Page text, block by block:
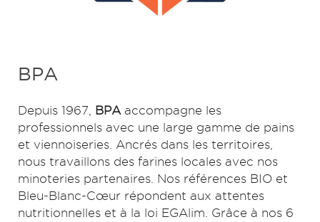
BPA
Depuis 1967, BPA accompagne les
professionnels avec une large gamme de pains
et viennoiseries. Ancrés dans les territoires,
nous travaillons des farines locales avec nos
minoteries partenaires. Nos références BIO et
Bleu-Blanc-Cœur répondent aux attentes
nutritionnelles et à la loi EGAlim. Grâce à nos 6